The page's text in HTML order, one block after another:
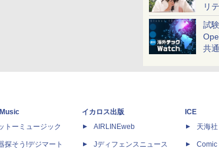
リ
が
試
共
トーミュージック
探そう!デジマート
イカロス出版
AIRLINEweb
Jディフェンスニュース
ICE
天海社
Comic